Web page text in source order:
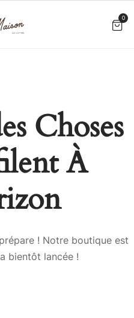
0
Choses
À
! Notre boutique est
bientôt lancée !